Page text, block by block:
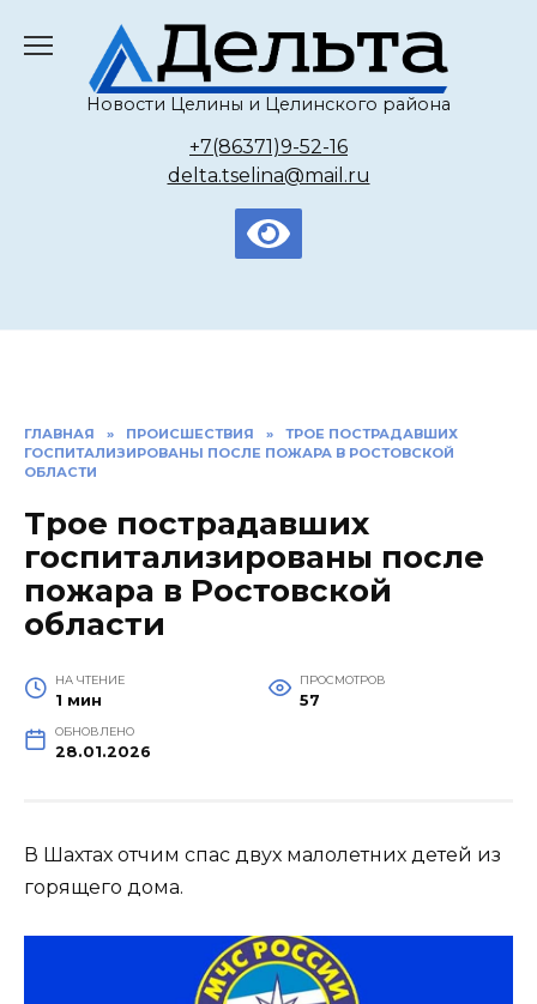
содержанию
Новости Целины и Целинского района
+7(86371)9-52-16
delta.tselina@mail.ru
ГЛАВНАЯ » ПРОИСШЕСТВИЯ »
ТРОЕ ПОСТРАДАВШИХ
ГОСПИТАЛИЗИРОВАНЫ ПОСЛЕ ПОЖАРА В РОСТОВСКОЙ
ОБЛАСТИ
Трое пострадавших
госпитализированы после
пожара в Ростовской
области
НА ЧТЕНИЕ
1 мин
ПРОСМОТРОВ
57
ОБНОВЛЕНО
28.01.2026
В Шахтах отчим спас двух малолетних детей из
горящего дома.